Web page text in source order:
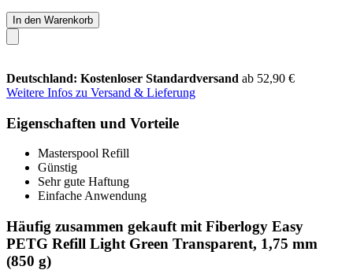
In den Warenkorb
Deutschland: Kostenloser Standardversand ab 52,90 €
Weitere Infos zu Versand & Lieferung
Eigenschaften und Vorteile
Masterspool Refill
Günstig
Sehr gute Haftung
Einfache Anwendung
Häufig zusammen gekauft mit Fiberlogy Easy
PETG Refill Light Green Transparent, 1,75 mm
(850 g)